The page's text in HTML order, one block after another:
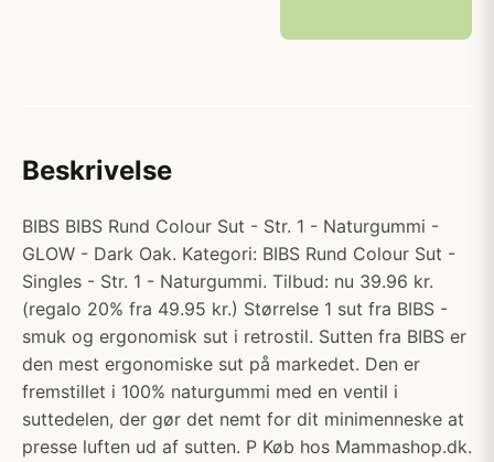
Beskrivelse
BIBS BIBS Rund Colour Sut - Str. 1 - Naturgummi -
GLOW - Dark Oak. Kategori: BIBS Rund Colour Sut -
Singles - Str. 1 - Naturgummi. Tilbud: nu 39.96 kr.
(regalo 20% fra 49.95 kr.) Størrelse 1 sut fra BIBS -
smuk og ergonomisk sut i retrostil. Sutten fra BIBS er
den mest ergonomiske sut på markedet. Den er
fremstillet i 100% naturgummi med en ventil i
suttedelen, der gør det nemt for dit minimenneske at
presse luften ud af sutten. P Køb hos Mammashop.dk.